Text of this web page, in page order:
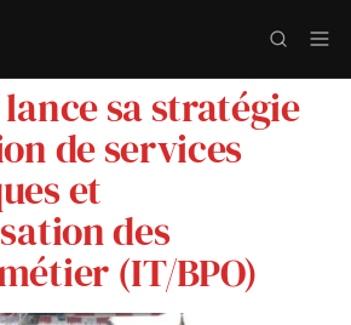
lance sa stratégie
de services
et
des
(IT/BPO)